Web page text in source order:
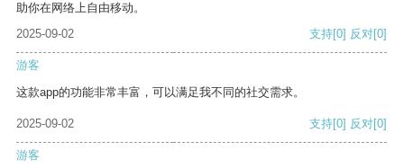
助你在网络上自由移动。
2025-09-02
支持[0] 反对[0]
游客
这款app的功能非常丰富，可以满足我不同的社交需求。
2025-09-02 支持[0] 反对[0]
游客